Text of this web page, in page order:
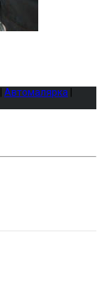
Автомалярка